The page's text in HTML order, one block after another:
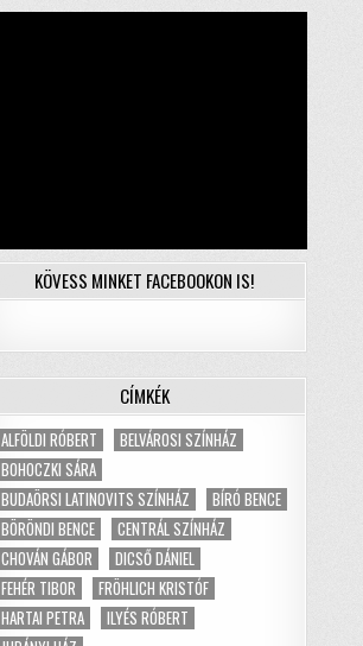
KÖVESS MINKET FACEBOOKON IS!
CÍMKÉK
ALFÖLDI RÓBERT
BELVÁROSI SZÍNHÁZ
BOHOCZKI SÁRA
BUDAÖRSI LATINOVITS SZÍNHÁZ
BÍRÓ BENCE
BÖRÖNDI BENCE
CENTRÁL SZÍNHÁZ
CHOVÁN GÁBOR
DICSŐ DÁNIEL
FEHÉR TIBOR
FRÖHLICH KRISTÓF
HARTAI PETRA
ILYÉS RÓBERT